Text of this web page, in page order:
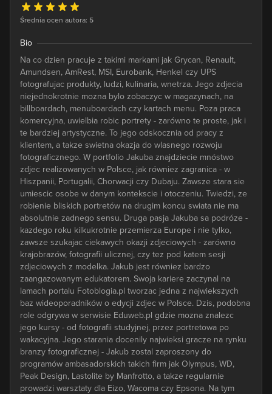
Średnia ocen autora: 5
Bio
Na co dzien pracuje z takimi markami jak Grycan, Renault,
Amundsen, AmRest, MSI, Eurobank, Henkel czy UPS
fotografujac produkty, ludzi, kulinaria, wnetrza. Jego zdjecia
niejednokrotnie mozna bylo zobaczyc w magazynach, na
billboardach, menuboardach czy kartach menu. Poza praca
komercyjna, uwielbia robic portrety - zarówno te proste, jak i
te bardziej artystyczne. To jego odskocznia od pracy z
klientem, a takze swietna okazja do wlasnego rozwoju
fotograficznego. W portfolio Jakuba znajdziecie mnóstwo
zdjec realizowanych w Polsce, jak równiez zagranica - w
Hiszpanii, Portugalii, Chorwacji czy Dubaju. Zawsze stara sie
umiescic osobe w danym kontekscie i otoczeniu. Twiedzi, ze
robienie bliskich portretów na drugim koncu swiata nie ma
absolutnie zadnego sensu. Druga pasja Jakuba sa podróze -
kazdego roku kilkukrotnie przemierza Europe i nie tylko,
zawsze szukajac ciekawych okazji zdjeciowych - zarówno
krajobrazów, fotografii ulicznej, czy tez pod katem sesji
zdjeciowych z modelka. Jakub jest równiez bardzo
zaangazowanym edukatorem. Swoja kariere zaczynal na
lamach portalu Fotoblogia.pl tworzac jedna z najwiekszych
baz wideoporadników o edycji zdjec w Polsce. Dzis, podobna
role odgrywa w serwisie Eduweb.pl gdzie mozna znalezc
jego kursy - od fotografii studyjnej, przez portretowa po
wakacyjna. Jego starania docenily najwieksi gracze na rynku
branzy fotograficznej - Jakub zostal zaproszony do
programów ambasadorskich takich firm jak Olympus, WD,
Peak Design, Lastolite by Manfrotto, a takze regularnie
prowadzi warsztaty dla Eizo, Wacoma czy Epsona. Na tym